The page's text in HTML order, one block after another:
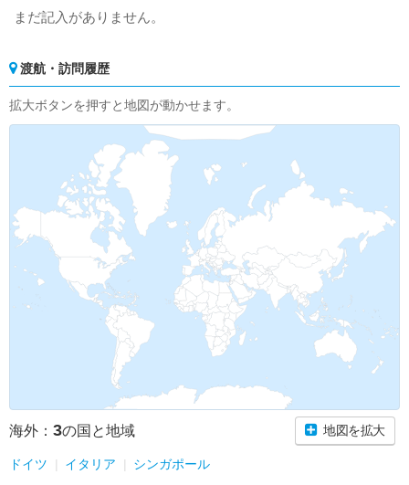
まだ記入がありません。
渡航・訪問履歴
拡大ボタンを押すと地図が動かせます。
海外： 3の国と地域 地図を拡大
ドイツ イタリア シンガポール